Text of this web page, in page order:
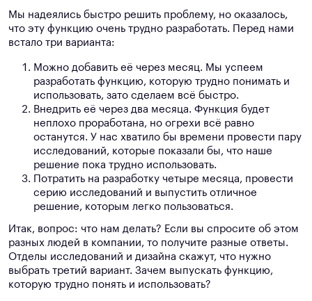
Мы надеялись быстро решить проблему, но оказалось,
что эту функцию очень трудно разработать. Перед нами
встало три варианта:
Можно добавить её через месяц. Мы успеем
разработать функцию, которую трудно понимать и
использовать, зато сделаем всё быстро.
Внедрить её через два месяца. Функция будет
неплохо проработана, но огрехи всё равно
останутся. У нас хватило бы времени провести пару
исследований, которые показали бы, что наше
решение пока трудно использовать.
Потратить на разработку четыре месяца, провести
серию исследований и выпустить отличное
решение, которым легко пользоваться.
Итак, вопрос: что нам делать? Если вы спросите об этом
разных людей в компании, то получите разные ответы.
Отделы исследований и дизайна скажут, что нужно
выбрать третий вариант. Зачем выпускать функцию,
которую трудно понять и использовать?